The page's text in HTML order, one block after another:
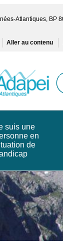
Atlantiques, BP
Aller au contenu
suis une
en
de